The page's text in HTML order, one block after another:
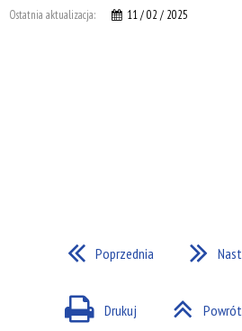
Ostatnia aktualizacja:
11 / 02 / 2025
Poprzednia
Drukuj Powrót